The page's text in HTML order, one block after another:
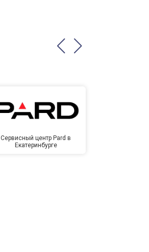
Сервисный центр Pard в
Екатеринбурге